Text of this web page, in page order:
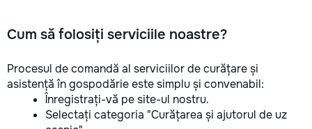
Cum să folosiți serviciile noastre?
Procesul de comandă al serviciilor de curățare și
asistență în gospodărie este simplu și convenabil:
Înregistrați-vă pe site-ul nostru.
Selectați categoria "Curățarea și ajutorul de uz